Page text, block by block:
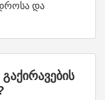
და